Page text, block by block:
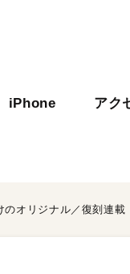
iPhone アク
のオリジナル／復刻連